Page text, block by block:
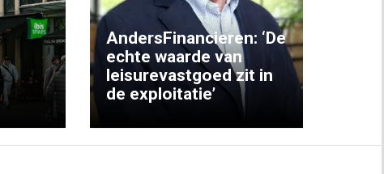
AndersFinancieren: ‘De
echte waarde van
leisurevastgoed zit in
de exploitatie’